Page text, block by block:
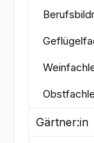
Gärtner:in